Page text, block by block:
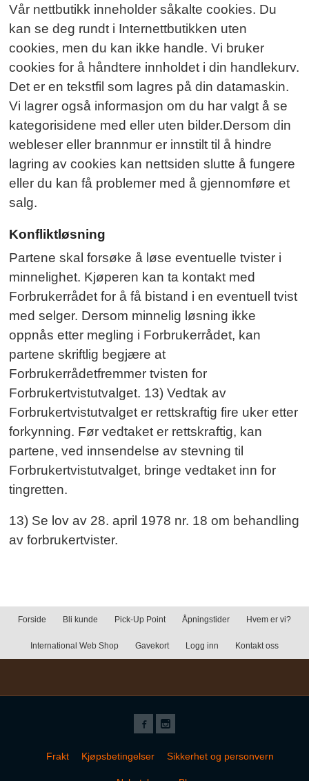
Vår nettbutikk inneholder såkalte cookies. Du
kan se deg rundt i Internettbutikken uten
cookies, men du kan ikke handle. Vi bruker
cookies for å håndtere innholdet i din handlekurv.
Det er en tekstfil som lagres på din datamaskin.
Vi lagrer også informasjon om du har valgt å se
kategorisidene med eller uten bilder.Dersom din
webleser eller brannmur er innstilt til å hindre
lagring av cookies kan nettsiden slutte å fungere
eller du kan få problemer med å gjennomføre et
salg.
Konfliktløsning
Partene skal forsøke å løse eventuelle tvister i
minnelighet. Kjøperen kan ta kontakt med
Forbrukerrådet for å få bistand i en eventuell tvist
med selger. Dersom minnelig løsning ikke
oppnås etter megling i Forbrukerrådet, kan
partene skriftlig begjære at
Forbrukerrådetfremmer tvisten for
Forbrukertvistutvalget. 13) Vedtak av
Forbrukertvistutvalget er rettskraftig fire uker etter
forkynning. Før vedtaket er rettskraftig, kan
partene, ved innsendelse av stevning til
Forbrukertvistutvalget, bringe vedtaket inn for
tingretten.
13) Se lov av 28. april 1978 nr. 18 om behandling
av forbrukertvister.
Forside Bli kunde Pick-Up Point Åpningstider Hvem er vi?
International Web Shop Gavekort Logg inn Kontakt oss
Frakt Kjøpsbetingelser Sikkerhet og personvern